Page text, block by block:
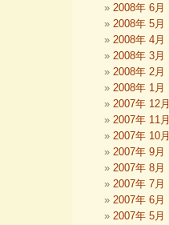
2008年 6月
2008年 5月
2008年 4月
2008年 3月
2008年 2月
2008年 1月
2007年 12月
2007年 11月
2007年 10月
2007年 9月
2007年 8月
2007年 7月
2007年 6月
2007年 5月